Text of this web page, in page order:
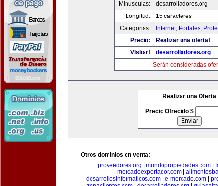
Minusculas:
desarrolladores.org
Longitud:
15 caracteres
Categorias:
Internet, Portales,
Precio:
Realizar una oferta!
Visitar!
desarrolladores.org
Serán consideradas
Realizar una Oferta
Precio Ofrecido $
Otros dominios en venta:
proveedores.org
mundopropiedades.com|
mercadoexportador.com|
desarrollosinformaticos.com| e-mercado.com|